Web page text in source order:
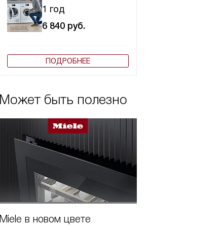
1 год
6 840 руб.
ПОДРОБНЕЕ
Может быть полезно
Miele в новом цвете